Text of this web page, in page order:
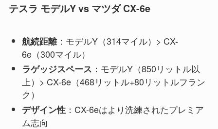
テスラ モデルY vs マツダ CX-6e
航続距離：モデルY（314マイル）> CX-
6e（300マイル）
ラゲッジスペース ：モデルY（850リットル以
上）> CX-6e（468リットル+80リットルフラン
ク）
デザイン性：CX-6eはより洗練されたプレミア
ム志向